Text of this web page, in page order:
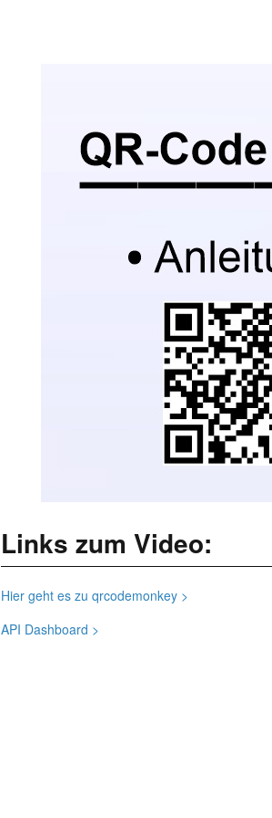
Links zum Video:
Hier geht es zu qrcodemonkey >
API Dashboard >